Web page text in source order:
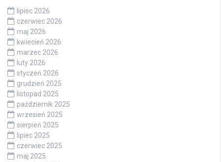
lipiec 2026
czerwiec 2026
maj 2026
kwiecień 2026
marzec 2026
luty 2026
styczeń 2026
grudzień 2025
listopad 2025
październik 2025
wrzesień 2025
sierpień 2025
lipiec 2025
czerwiec 2025
maj 2025